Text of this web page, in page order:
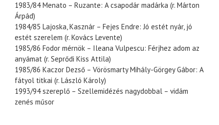
1983/84 Menato – Ruzante: A csapodár madárka (r. Márton
Árpád)
1984/85 Lajoska, Kasznár – Fejes Endre: Jó estét nyár, jó
estét szerelem (r. Kovács Levente)
1985/86 Fodor mérnök – Ileana Vulpescu: Férjhez adom az
anyámat (r. Seprődi Kiss Attila)
1985/86 Kaczor Dezső – Vörösmarty Mihály-Görgey Gábor: A
fátyol titkai (r. László Károly)
1993/94 szereplő – Szellemidézés nagydobbal – vidám
zenés műsor